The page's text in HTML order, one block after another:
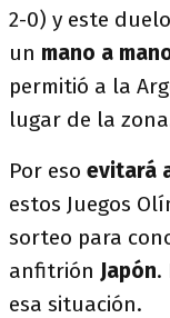
2-0) y este
un mano a
permitió a la
lugar de la
Por eso evitará
estos Juegos
sorteo para
anfitrión Japón.
esa situación.